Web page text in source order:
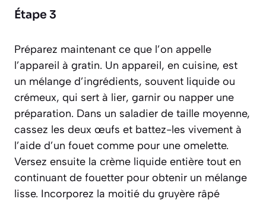
Étape 3
Préparez maintenant ce que l’on appelle
l’appareil à gratin. Un appareil, en cuisine, est
un mélange d’ingrédients, souvent liquide ou
crémeux, qui sert à lier, garnir ou napper une
préparation. Dans un saladier de taille moyenne,
cassez les deux œufs et battez-les vivement à
l’aide d’un fouet comme pour une omelette.
Versez ensuite la crème liquide entière tout en
continuant de fouetter pour obtenir un mélange
lisse. Incorporez la moitié du gruyère râpé